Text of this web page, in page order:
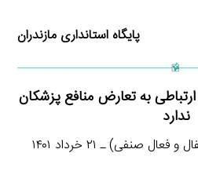
پایگاه استانداری مازندران
به تعارض منافع پزشکان
ندارد
ـ ۲۱ خرداد ۱۴۰۱